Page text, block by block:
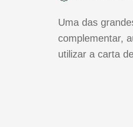
Uma das
complementar,
utilizar a carta